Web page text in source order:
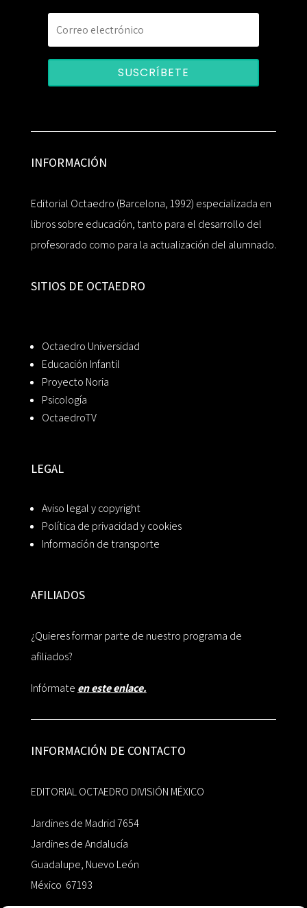
SUSCRÍBETE
INFORMACIÓN
Editorial Octaedro (Barcelona, 1992) especializada en
libros sobre educación, tanto para el desarrollo del
profesorado como para la actualización del alumnado.
SITIOS DE OCTAEDRO
Octaedro Universidad
Educación Infantil
Proyecto Noria
Psicología
OctaedroTV
LEGAL
Aviso legal y copyright
Política de privacidad y cookies
Información de transporte
AFILIADOS
¿Quieres formar parte de nuestro programa de
afiliados?
Infórmate en este enlace.
INFORMACIÓN DE CONTACTO
EDITORIAL OCTAEDRO DIVISIÓN MÉXICO
Jardines de Madrid 7654
Jardines de Andalucía
Guadalupe, Nuevo León
México 67193